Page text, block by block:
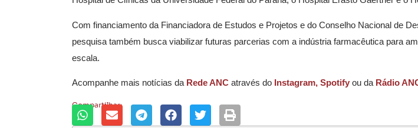
Com financiamento da Financiadora de Estudos e Projetos e do Conselho Nacional de
pesquisa também busca viabilizar futuras parcerias com a indústria farmacêutica para
escala.
Acompanhe mais notícias da Rede ANC através do Instagram, Spotify ou da Rádio
Compartilhar: